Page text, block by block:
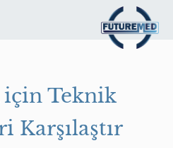
için Teknik
Karşılaştır